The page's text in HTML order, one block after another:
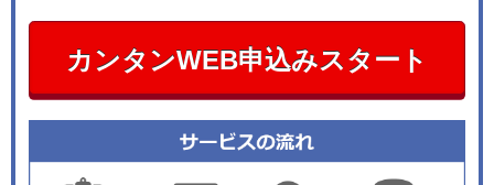
カンタンWEB申込みスタート